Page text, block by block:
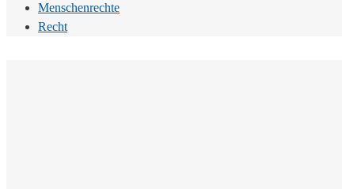
Menschenrechte
Recht